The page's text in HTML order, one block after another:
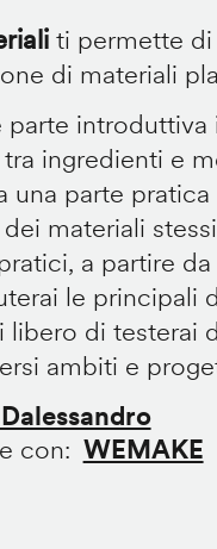
ti permette di
di materiali
parte
ingredienti e
una parte
materiali
a partire
le principali
libero di testerai
ambiti e
con
WEMAKE